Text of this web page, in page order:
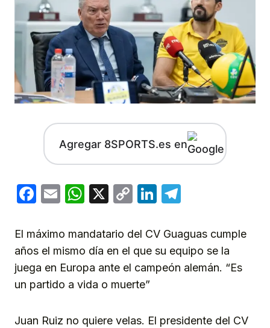
Agregar 8SPORTS.es en
Facebook
EmailWhatsApp
X
CopyLinkedIn
El máximo mandatario del CV Guaguas cumple
años el mismo día en el que su equipo se la
juega en Europa ante el campeón alemán. “Es
un partido a vida o muerte”
Juan Ruiz no quiere velas. El presidente del CV